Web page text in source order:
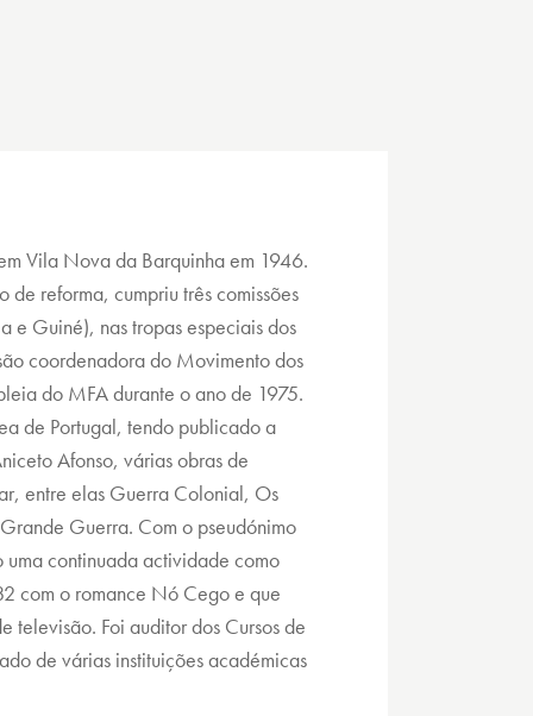
Vila Nova da Barquinha em 1946.
reforma, cumpriu três comissões
Guiné), nas tropas especiais dos
coordenadora do Movimento dos
do MFA durante o ano de 1975.
de Portugal, tendo publicado a
Afonso, várias obras de
entre elas Guerra Colonial, Os
Guerra. Com o pseudónimo
continuada actividade como
com o romance Nó Cego e que
televisão. Foi auditor dos Cursos de
de várias instituições académicas